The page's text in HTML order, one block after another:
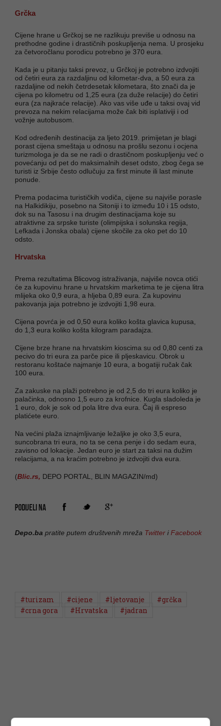
Grčka
Cijene hrane u Grčkoj se ne razlikuju previše u odnosu na
prethodne godine i drastičnih poskupljenja nema. U prosjeku
za četvoročlanu porodicu potrebno je 370 eura.
Kada je u pitanju taksi prevoz, u Grčkoj je potrebno izdvojiti
od četiri eura za razdaljinu od kilometar-dva, a 50 eura za
razdaljine od nekih četrdesetak kilometara, što znači da je
cijena po kilometru od 1,25 eura (za duže relacije) do četiri
eura (za najkraće relacije). Ako vas više uđe u taksi ovaj vid
prevoza na nekim relacijama može čak biti isplativiji i od
vožnje autobusom.
Kod određenih destinacija za ljeto 2019. primijetan je blagi
porast cijena smeštaja u odnosu na prošlu sezonu i ocjena
turizmologa je da se ne radi o drastičnom poskupljenju već o
povećanju od pet do maksimalnih deset odsto, zbog čega se
turisti iz Srbije često odlučuju za first minute ili last minute
ponude.
Prema podacima turističkih vodiča, cijene su najviše porasle
na Halkidikiju, posebno na Sitoniji i to između 10 i 15 odsto,
dok su na Tasosu i na drugim destinacijama koje su
atraktivne za srpske turiste (olimpijska i solunska regija,
Lefkada i Jonska obala) cijene skočile za oko pet do 10
odsto.
Hrvatska
Prema rezultatima Blicovog istraživanja, najviše novca otići
će za kupovinu hrane u hrvatskim marketima te je cijena litra
mlijeka oko 0,9 eura, a hljeba 0,89 eura. Za kupovinu
pakovanja jaja potrebno je izdvojiti 1,98 eura.
Cijena povrća je od 0,50 eura koliko košta glavica kupusa,
do 1,3 eura koliko košta kilogram paradajza.
Cijene brze hrane na hrvatskim kioscima su od 0,80 centi za
pecivo do tri eura za parče pice ili pljeskavicu. Obrok u
restoranu koštaće najmanje 10 eura, a bogatiji ručak čak
100 eura.
Za zakuske na plaži potrebno je od 2,5 do tri eura koliko je
palačinka, odnosno 1,5 euro za krofnice. Kugla sladoleda je
1 euro, dok je sok od pola litre dva eura. Čaj ili espreso
platićete euro.
Na većini plaža iznajmljivanje ležaljke je oko 3,5 eura,
suncobrana tri eura, no ta se cena penje i do sedam eura,
zavisno od lokacije. Jedan euro je start za taksi na dužim
relacijama, a na kraćim potrebno je izdvojiti dva eura.
(Blic.rs, DEPO PORTAL, BLIN MAGAZIN/md)
PODIJELI NA
Depo.ba pratite putem društvenih mreža Twitter iFacebook
#turizam #cijene #ljetovanje
#grčka
#crna gora
#Hrvatska #jadran